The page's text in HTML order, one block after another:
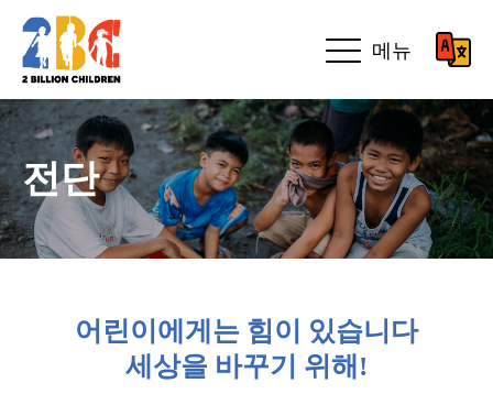
메뉴
전단
어린이에게는 힘이 있습니다
세상을 바꾸기 위해!